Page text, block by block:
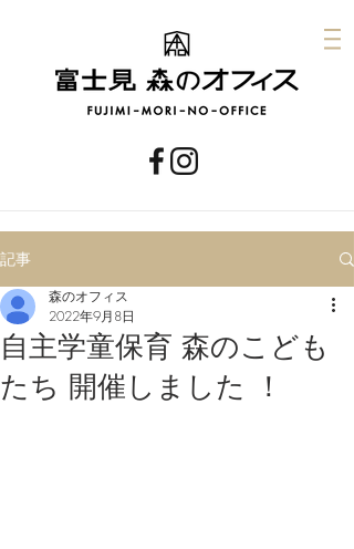
記事
自主学童保育 森のこども
たち 開催しました ！
森のオフィス
2022年9月8日